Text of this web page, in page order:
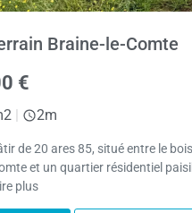
Braine-le-Comte
€
2m
de 20 ares 85, situé entre le
et un quartier résidentiel
plus